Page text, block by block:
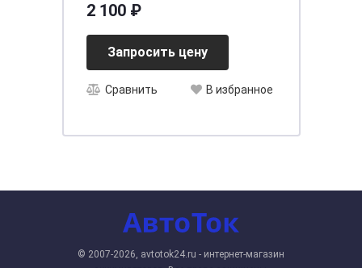
[д150ш87в94/100]
2 100 ₽
Запросить цену
Сравнить В избранное
© 2007-2026, avtotok24.ru - интернет-магазин